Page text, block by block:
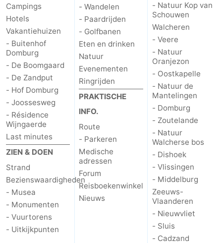
Campings
Hotels
Vakantiehuizen
- Buitenhof
Domburg
- De Boomgaard
- De Zandput
- Hof Domburg
- Joossesweg
- Résidence
Wijngaerde
Last minutes
ZIEN & DOEN
Strand
Bezienswaardigheden
- Musea
- Monumenten
- Vuurtorens
- Uitkijkpunten
- Wandelen
- Paardrijden
- Golfbanen
Eten en drinken
Natuur
Evenementen
Ringrijden
PRAKTISCHE
INFO.
Route
- Parkeren
Medische
adressen
Forum
Reisboekenwinkel
Nieuws
- Natuur Kop van
Schouwen
Walcheren
- Veere
- Natuur
Oranjezon
- Oostkapelle
- Natuur de
Mantelingen
- Domburg
- Zoutelande
- Natuur
Walcherse bos
- Dishoek
- Vlissingen
- Middelburg
Zeeuws-
Vlaanderen
- Nieuwvliet
- Sluis
- Cadzand